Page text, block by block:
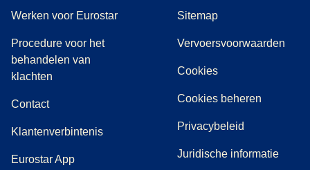
Werken voor Eurostar
Procedure voor het
behandelen van
klachten
Contact
Klantenverbintenis
Eurostar App
Sitemap
Vervoersvoorwaarden
Cookies
Cookies beheren
Privacybeleid
Juridische informatie